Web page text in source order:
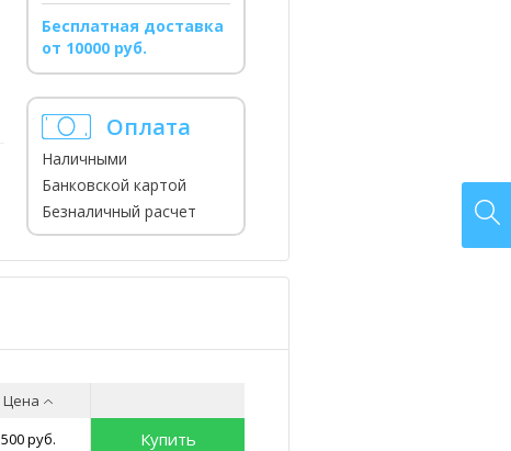
Бесплатная доставка
от 10000 руб.
Оплата
Наличными
Банковской картой
Безналичный расчет
Цена
500 руб. Купить